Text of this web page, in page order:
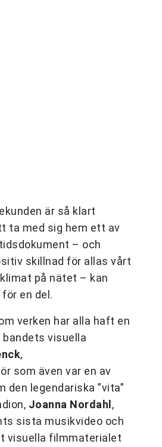
är så klart
ta med sig hem ett av
– och
skillnad för allas vårt
på nätet – kan
en del.
verken har alla haft en
visuella
,
som även var en av
den legendariska ”vita”
Joanna Nordahl ,
sista musikvideo och
visuella filmmaterialet